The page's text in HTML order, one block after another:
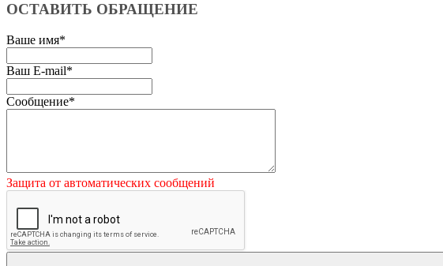
ОСТАВИТЬ ОБРАЩЕНИЕ
Ваше имя*
Ваш E-mail*
Сообщение*
Защита от автоматических сообщений